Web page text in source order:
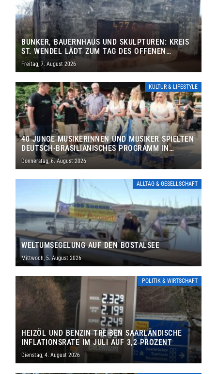
BUNKER, BAUERNHAUS UND SKULPTUREN: KREIS
ST. WENDEL LÄDT ZUM TAG DES OFFENEN
DENKMALS EIN
Freitag, 7. August 2026
KULTUR & LIFESTYLE
40 JUNGE MUSIKERINNEN UND MUSIKER SPIELTEN
DEUTSCH-BRASILIANISCHES PROGRAMM IN
THOLEY
Donnerstag, 6. August 2026
ALLTAG & GESELLSCHAFT
WELTUMSEGELUNG AUF DEN BOSTALSEE
Mittwoch, 5. August 2026
POLITIK & WIRTSCHAFT
HEIZÖL UND BENZIN TREIBEN SAARLÄNDISCHE
INFLATIONSRATE IM JULI AUF 3,2 PROZENT
Dienstag, 4. August 2026